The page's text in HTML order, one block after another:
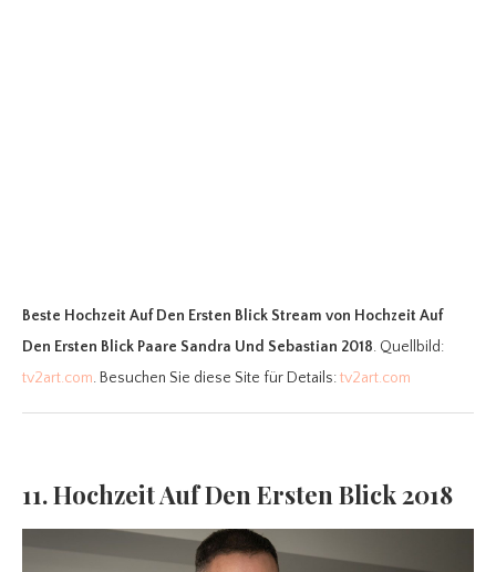
Beste Hochzeit Auf Den Ersten Blick Stream von Hochzeit Auf
Den Ersten Blick Paare Sandra Und Sebastian 2018. Quellbild:
tv2art.com. Besuchen Sie diese Site für Details:tv2art.com
11. Hochzeit Auf Den Ersten Blick 2018